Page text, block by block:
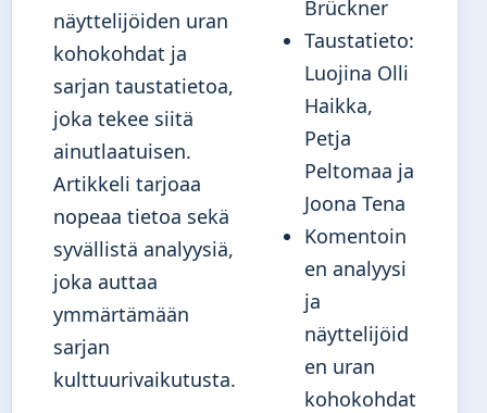
näyttelijöiden uran
kohokohdat ja
sarjan taustatietoa,
joka tekee siitä
ainutlaatuisen.
Artikkeli tarjoaa
nopeaa tietoa sekä
syvällistä analyysiä,
joka auttaa
ymmärtämään
sarjan
kulttuurivaikutusta.
Brückner
Taustatieto:
Luojina Olli
Haikka,
Petja
Peltomaa ja
Joona Tena
Komentoin
en analyysi
ja
näyttelijöid
en uran
kohokohdat